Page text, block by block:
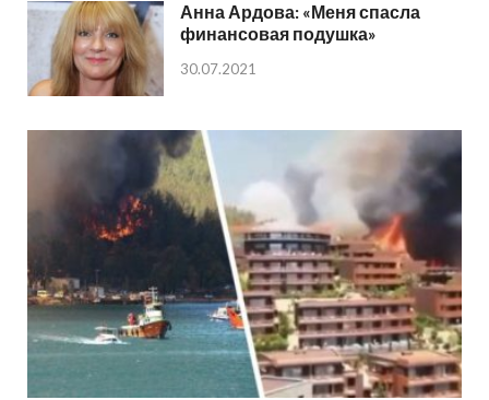
Анна Ардова: «Меня спасла
финансовая подушка»
30.07.2021